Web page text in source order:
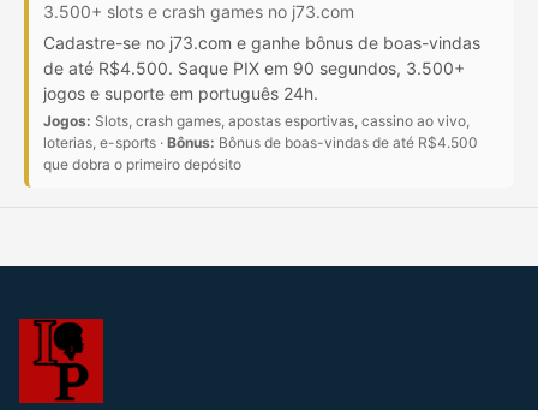
3.500+ slots e crash games no j73.com
Cadastre-se no j73.com e ganhe bônus de boas-vindas
de até R$4.500. Saque PIX em 90 segundos, 3.500+
jogos e suporte em português 24h.
Jogos: Slots, crash games, apostas esportivas, cassino ao vivo,
loterias, e-sports · Bônus: Bônus de boas-vindas de até R$4.500
que dobra o primeiro depósito